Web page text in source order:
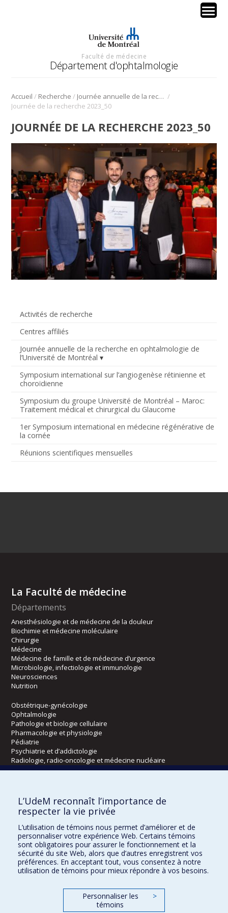
Faculté de médecine
Département d'ophtalmologie
Accueil / Recherche / Journée annuelle de la recherche en ophtalmologie de l’Université de Montréal /
Journée de la recherche 2023_50
Activités de recherche
Centres affiliés
Journée annuelle de la recherche en ophtalmologie de
l’Université de Montréal
Symposium international sur l’angiogenèse rétinienne et
choroïdienne
Symposium du groupe Université de Montréal – Maroc:
Traitement médical et chirurgical du Glaucome
1er Symposium international en médecine régénérative de
la cornée
Réunions scientifiques mensuelles
JOURNÉE DE LA RECHERCHE 2023_50
La Faculté de médecine
Départements
Anesthésiologie et de médecine de la douleur
Biochimie et médecine moléculaire
Chirurgie
Médecine
Médecine de famille et de médecine d’urgence
Microbiologie, infectiologie et immunologie
Neurosciences
Nutrition
Obstétrique-gynécologie
Ophtalmologie
Pathologie et biologie cellulaire
Pharmacologie et physiologie
Pédiatrie
Psychiatrie et d’addictologie
Radiologie, radio-oncologie et médecine nucléaire
Kinésiologie et des sciences de l’activité physique
Orthophonie et audiologie
Réadaptation
Directions
DPC
CPASS
L’UdeM reconnaît l’importance de
respecter la vie privée
L’utilisation de témoins nous permet d’améliorer et de
personnaliser votre expérience Web. Certains témoins
sont obligatoires pour assurer le fonctionnement et la
sécurité du site Web, alors que d’autres enregistrent vos
préférences. En acceptant tout, vous consentez à notre
utilisation de témoins pour mieux répondre à vos besoins.
Personnaliser les
témoins
>